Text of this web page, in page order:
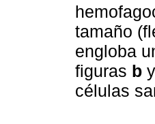
tamaño
engloba
figuras b y
células